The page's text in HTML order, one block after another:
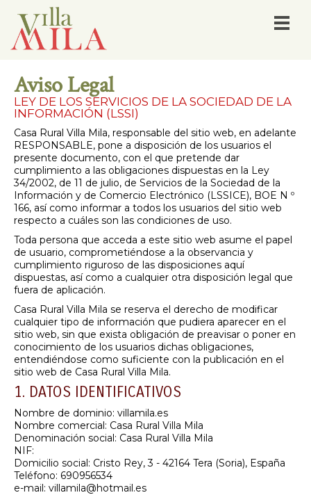
Aviso Legal
LEY DE LOS SERVICIOS DE LA SOCIEDAD DE LA
INFORMACIÓN (LSSI)
Casa Rural Villa Mila, responsable del sitio web, en adelante
RESPONSABLE, pone a disposición de los usuarios el
presente documento, con el que pretende dar
cumplimiento a las obligaciones dispuestas en la Ley
34/2002, de 11 de julio, de Servicios de la Sociedad de la
Información y de Comercio Electrónico (LSSICE), BOE N º
166, así como informar a todos los usuarios del sitio web
respecto a cuáles son las condiciones de uso.
Toda persona que acceda a este sitio web asume el papel
de usuario, comprometiéndose a la observancia y
cumplimiento riguroso de las disposiciones aquí
dispuestas, así como a cualquier otra disposición legal que
fuera de aplicación.
Casa Rural Villa Mila se reserva el derecho de modificar
cualquier tipo de información que pudiera aparecer en el
sitio web, sin que exista obligación de preavisar o poner en
conocimiento de los usuarios dichas obligaciones,
entendiéndose como suficiente con la publicación en el
sitio web de Casa Rural Villa Mila.
1. DATOS IDENTIFICATIVOS
Nombre de dominio: villamila.es
Nombre comercial: Casa Rural Villa Mila
Denominación social: Casa Rural Villa Mila
NIF:
Domicilio social: Cristo Rey, 3 - 42164 Tera (Soria), España
Teléfono: 690956534
e-mail: villamila@hotmail.es